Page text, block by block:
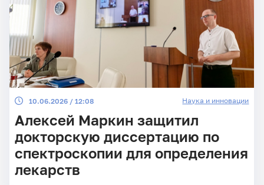
10.06.2026 / 12:08 Наука и инновации
Алексей Маркин защитил
докторскую диссертацию по
спектроскопии для определения
лекарств